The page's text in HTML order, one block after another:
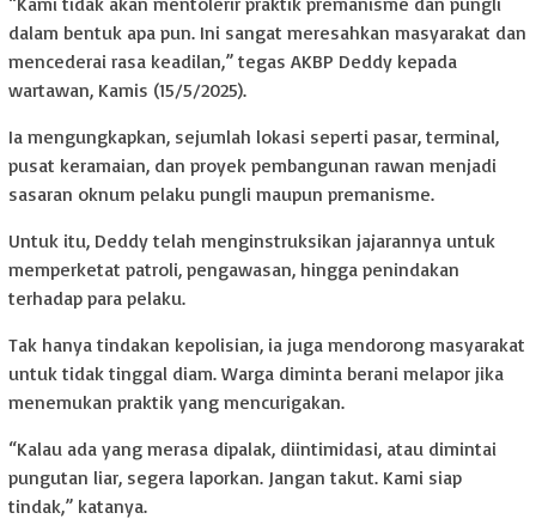
dalam bentuk apa pun. Ini sangat meresahkan masyarakat dan
mencederai rasa keadilan,” tegas AKBP Deddy kepada
wartawan, Kamis (15/5/2025).
Ia mengungkapkan, sejumlah lokasi seperti pasar, terminal,
pusat keramaian, dan proyek pembangunan rawan menjadi
sasaran oknum pelaku pungli maupun premanisme.
Untuk itu, Deddy telah menginstruksikan jajarannya untuk
memperketat patroli, pengawasan, hingga penindakan
terhadap para pelaku.
Tak hanya tindakan kepolisian, ia juga mendorong masyarakat
untuk tidak tinggal diam. Warga diminta berani melapor jika
menemukan praktik yang mencurigakan.
“Kalau ada yang merasa dipalak, diintimidasi, atau dimintai
pungutan liar, segera laporkan. Jangan takut. Kami siap
tindak,” katanya.